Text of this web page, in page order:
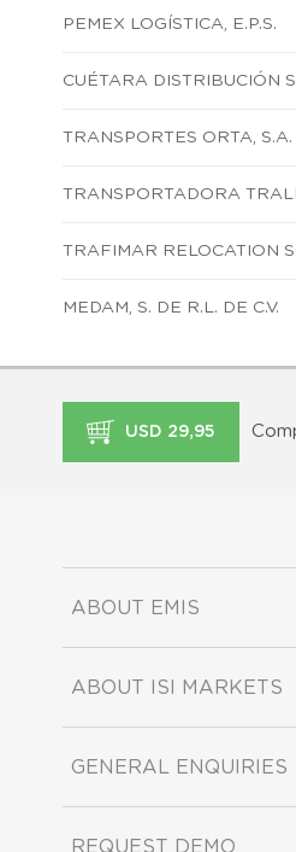
PEMEX LOGÍSTICA, E.P.S.
CUÉTARA DISTRIBUCIÓN
TRANSPORTES ORTA, S.A.
TRANSPORTADORA
TRAFIMAR RELOCATION
MEDAM, S. DE R.L. DE C.V.
USD 29,95
ABOUT EMIS
ABOUT ISI MARKETS
GENERAL ENQUIRIES
REQUEST DEMO